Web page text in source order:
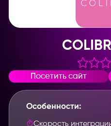
Посетить сайт
Особенности:
Скорость